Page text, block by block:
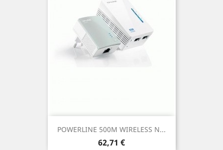
POWERLINE 500M WIRELESS N...
Prezzo
62,71 €